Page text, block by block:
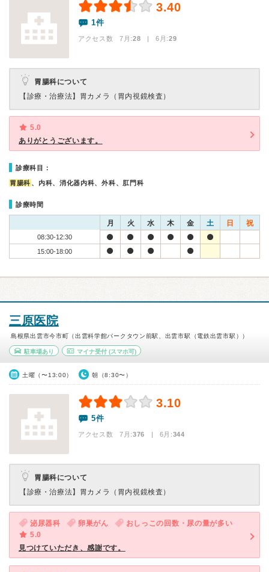
3.40
1件
アクセス数 7月:28 | 6月:29
胃腸科について
【診療・治療法】 胃カメラ（胃内視鏡検査）
5.0
ありがとうございます。
診療科目：
胃腸科 、内科、消化器内科、外科、肛門科
診療時間
月 火 水 木 金 土 日 祝
08:30-12:30
15:00-18:00
三原医院
島根県出雲市今市町（出雲科学館パークタウン前駅、出雲市駅（電鉄出雲市駅））
駐車場あり マイナ受付(スマホ可)
土曜（〜13:00） 朝（8:30〜）
3.10
5件
アクセス数 7月:376 | 6月:344
胃腸科について
【診療・治療法】 胃カメラ（胃内視鏡検査）
泌尿器科 卵巣がん
おしっこの回数・尿の量が多い
5.0
見つけていただき、感謝です。